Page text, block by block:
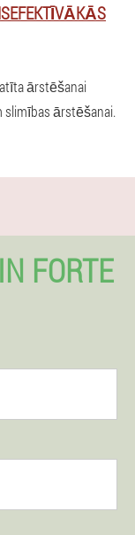
ārstēšanai
slimības ārstēšanai.
FORTE